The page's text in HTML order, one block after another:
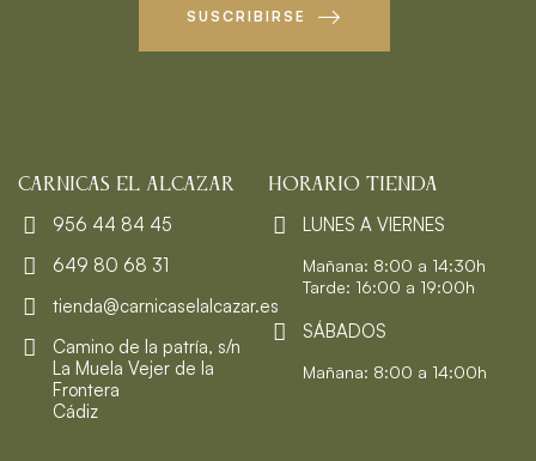
SUSCRIBIRSE
CARNICAS EL ALCAZAR
956 44 84 45
649 80 68 31
tienda@carnicaselalcazar.es
Camino de la patría, s/n
La Muela Vejer de la
Frontera
Cádiz
HORARIO TIENDA
LUNES A VIERNES
Mañana: 8:00 a 14:30h
Tarde: 16:00 a 19:00h
SÁBADOS
Mañana: 8:00 a 14:00h